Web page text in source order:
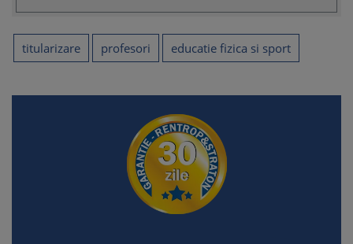
titularizare profesori educatie fizica si sport